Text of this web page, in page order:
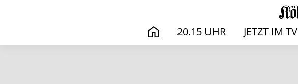
START20.15 UHR JETZT IM TV